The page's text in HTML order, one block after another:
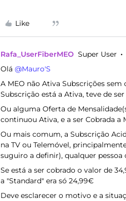
Like
Rafa_UserFiberMEO Super User
Olá ​ @Mauro'S
A MEO não Ativa Subscrições
Subscrição está a Ativa, teve de
Ou alguma Oferta de
continuou Ativa, e a ser Cobrada a
Ou mais comum, a Subscrição
na TV ou Telemóvel,
suguiro a definir), qualquer
Se está a ser cobrado o valor de
a "Standard" era só 24,99€
Deve esclarecer o motivo e a